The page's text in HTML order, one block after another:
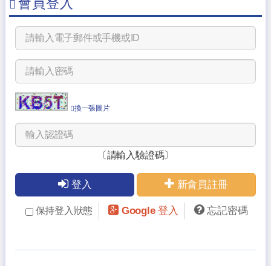
會員登入
換一張圖片
〔請輸入驗證碼〕
登入 新會員註冊
保持登入狀態 Google 登入 忘記密碼